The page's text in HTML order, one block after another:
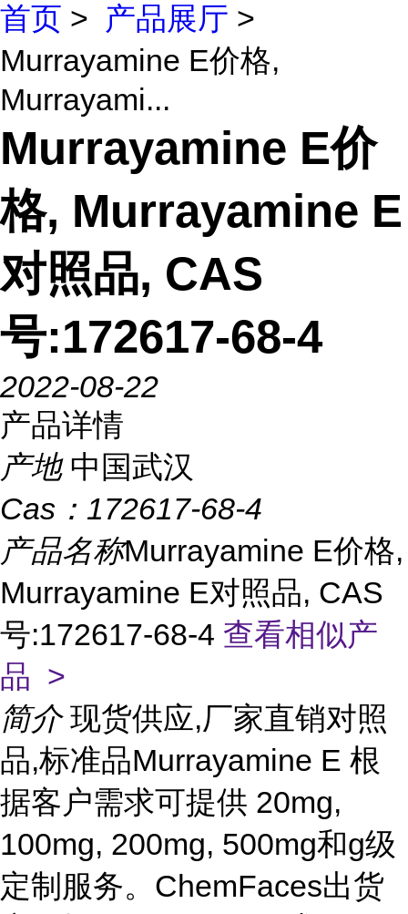
首页 > 产品展厅 >
Murrayamine E价格,
Murrayami...
Murrayamine E价
格, Murrayamine E
对照品, CAS
号:172617-68-4
2022-08-22
产品详情
产地 中国武汉
Cas： 172617-68-4
产品名称Murrayamine E价格,
Murrayamine E对照品, CAS
号:172617-68-4 查看相似产
品 >
简介 现货供应,厂家直销对照
品,标准品Murrayamine E 根
据客户需求可提供 20mg,
100mg, 200mg, 500mg和g级
定制服务。ChemFaces出货